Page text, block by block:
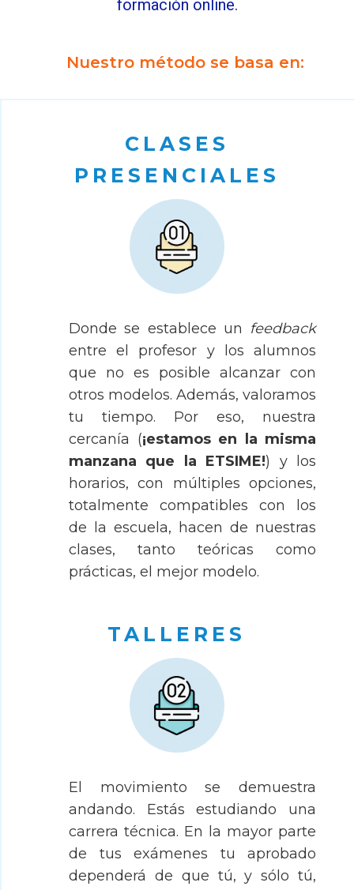
formación online.
Nuestro método se basa en:
CLASES
PRESENCIALES
Donde se establece un feedback
entre el profesor y los alumnos
que no es posible alcanzar con
otros modelos. Además, valoramos
tu tiempo. Por eso, nuestra
cercanía (¡estamos en la misma
manzana que la ETSIME!) y los
horarios, con
múltiples opciones,
totalmente compatibles con los
de la escuela, hacen de nuestras
clases, tanto teóricas como
prácticas, el mejor modelo.
TALLERES
El movimiento se demuestra
andando. Estás estudiando una
carrera técnica. En la mayor parte
de tus exámenes tu aprobado
dependerá de que tú, y sólo tú,